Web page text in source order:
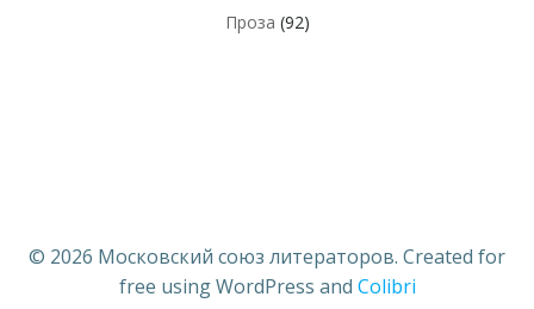
Проза (92)
© 2026 Московский союз литераторов. Created for
free using WordPress and Colibri